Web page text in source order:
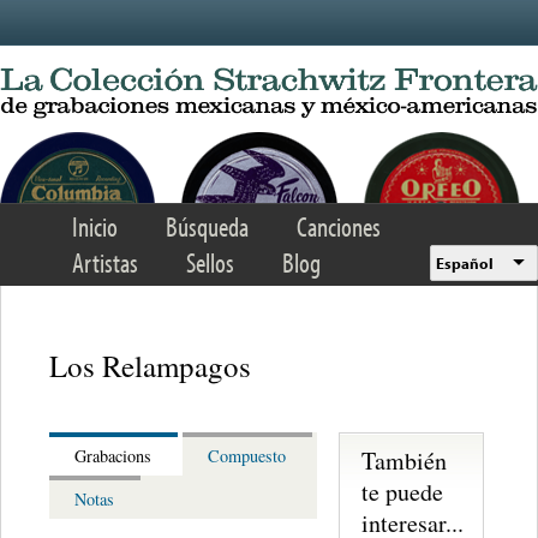
Inicio Búsqueda
Canciones
Artistas
Sellos Blog Español
Los Relampagos
Grabacions
Compuesto
Notas
También
te puede
interesar...